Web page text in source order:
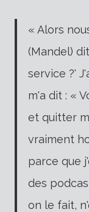
« Alors
(Mandel)
service ?'
m'a dit : «
et quitter
vraiment
parce que
des
on le fait,